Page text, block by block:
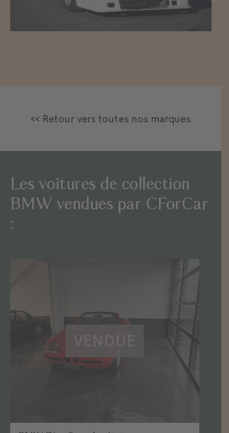
<< Retour vers toutes nos marques
Les voitures de collection
BMW vendues par CForCar
: